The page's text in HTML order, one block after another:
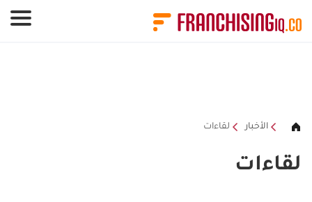
الأخبار لقاءات
لقاءات
لوحة إدارة ملفات تعريف الارتباط